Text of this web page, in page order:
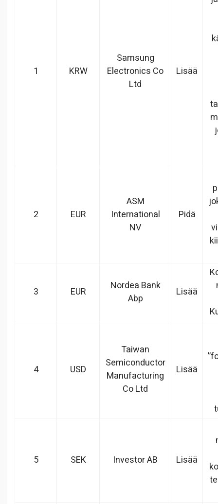
1 KRW
Samsung
Electronics Co
Ltd
Lisää
2 EUR
ASM
International
NV
Pidä
3 EUR
Nordea Bank
Abp
Lisää
4 USD
Taiwan
Semiconductor
Manufacturing
Co Ltd
Lisää
5 SEK Investor AB Lisää